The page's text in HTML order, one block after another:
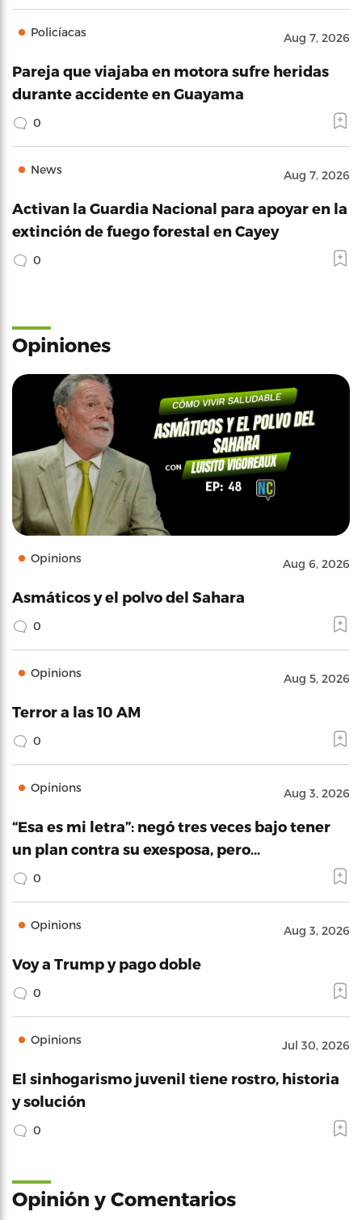
Policíacas Aug 7, 2026
Pareja que viajaba en motora sufre heridas
durante accidente en Guayama
0
News Aug 7, 2026
Activan la Guardia Nacional para apoyar en la
extinción de fuego forestal en Cayey
0
Opiniones
Opinions Aug 6, 2026
Asmáticos y el polvo del Sahara
0
Opinions Aug 5, 2026
Terror a las 10 AM
0
Opinions Aug 3, 2026
“Esa es mi letra”: negó tres veces bajo tener
un plan contra su exesposa, pero…
0
Opinions Aug 3, 2026
Voy a Trump y pago doble
0
Opinions Jul 30, 2026
El sinhogarismo juvenil tiene rostro, historia
y solución
0
Opinión y Comentarios